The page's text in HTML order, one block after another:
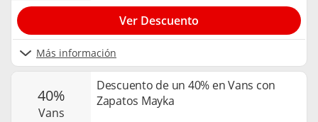
Más información
Ver Descuento
40%
vans
Descuento de un 40% en Vans con
Zapatos Mayka